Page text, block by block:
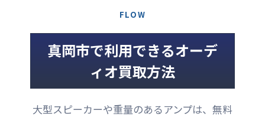
FLOW
真岡市で利用できるオーデ
ィオ買取方法
大型スピーカーや重量のあるアンプは、無料